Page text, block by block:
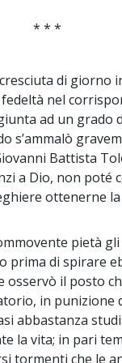
* * *
di giorno
nel
ad un grado
s’ammalò
Battista
a Dio, non poté
ottenerne
pietà
prima di spirare
osservò il posto
in punizione
abbastanza
la vita; in pari
tormenti che le